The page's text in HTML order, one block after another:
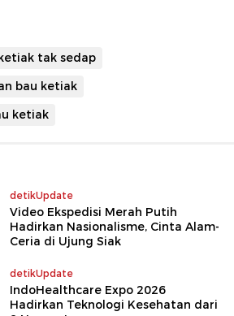
tak sedap
bau ketiak
ketiak
detikUpdate
Video Ekspedisi Merah Putih
Hadirkan Nasionalisme, Cinta Alam-
Ceria di Ujung Siak
detikUpdate
IndoHealthcare Expo 2026
Hadirkan Teknologi Kesehatan dari